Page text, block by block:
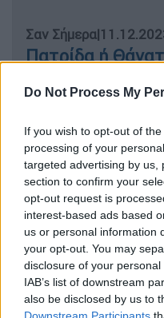
Do Not Process My
If you wish to opt-out of
processing of your
targeted advertising by us,
section to confirm your
opt-out request is
interest-based ads based
us or personal information
your opt-out. You may
disclosure of your
IAB’s list of downstream
also be disclosed by us to
Σαν Σήμερα|
Πατρίδα ή
Συνέλευση του
Μετά τη στέψη του
νυμφεύθηκε την
του Ρωμανού Β’
για να
εχθρούς της
διόρισε τον